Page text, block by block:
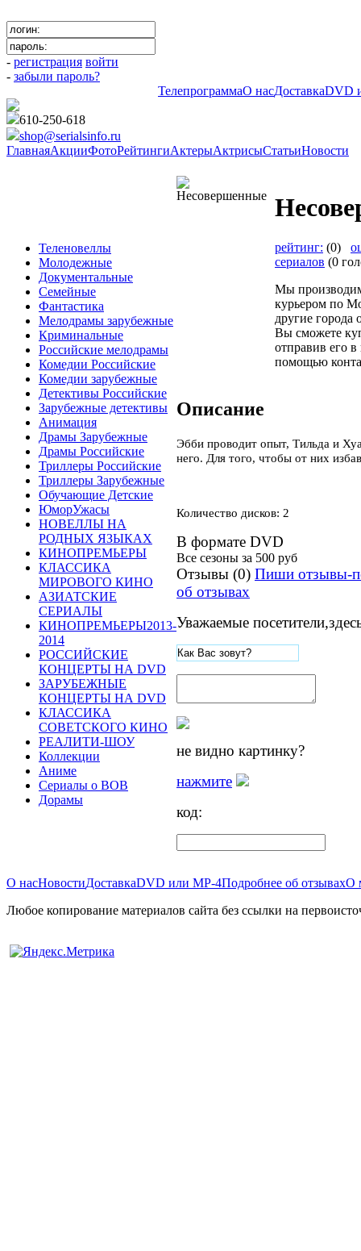
- регистрация войти
- забыли пароль?
ТелепрограммаО насДоставкаDVD
610-250-618
shop@serialsinfo.ru
ГлавнаяАкцииФотоРейтингиАктерыАктрисыСтатьиНовости
Теленовеллы
Молодежные
Документальные
Семейные
Фантастика
Мелодрамы зарубежные
Криминальные
Российские мелодрамы
Комедии Российские
Комедии зарубежные
Детективы Российские
Зарубежные детективы
Анимация
Драмы Зарубежные
Драмы Российские
Триллеры Российские
Триллеры Зарубежные
Обучающие Детские
ЮморУжасы
НОВЕЛЛЫ НА
РОДНЫХ ЯЗЫКАХ
КИНОПРЕМЬЕРЫ
КЛАССИКА
МИРОВОГО КИНО
АЗИАТСКИЕ
СЕРИАЛЫ
КИНОПРЕМЬЕРЫ2013-
2014
РОССИЙСКИЕ
КОНЦЕРТЫ НА DVD
ЗАРУБЕЖНЫЕ
КОНЦЕРТЫ НА DVD
КЛАССИКА
СОВЕТСКОГО КИНО
РЕАЛИТИ-ШОУ
Коллекции
Аниме
Сериалы о ВОВ
Дорамы
рейтинг: (0)
сериалов (0
Мы
курьером по
другие
Вы сможете
отправив его в
помощью
Описание
Эбби проводит опыт, Тильда и
него. Для того, чтобы от них
Количество дисков: 2
В формате DVD
Все сезоны за 500 руб
Отзывы (0) Пиши отзывы-
об отзывах
Уважаемые
не видно картинку?
нажмите
код:
О насНовостиДоставкаDVD или MP-4Подробнее об отзывахО
Любое копирование материалов сайта без ссылки на